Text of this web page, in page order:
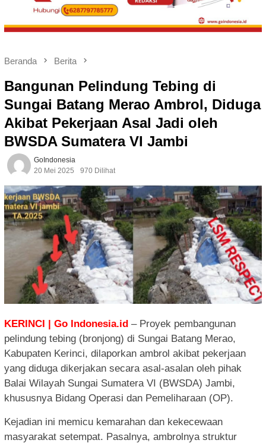
Beranda Berita
Bangunan Pelindung Tebing di
Sungai Batang Merao Ambrol, Diduga
Akibat Pekerjaan Asal Jadi oleh
BWSDA Sumatera VI Jambi
GoIndonesia
20 Mei 2025
970 Dilihat
KERINCI | Go Indonesia.id – Proyek pembangunan
pelindung tebing (bronjong) di Sungai Batang Merao,
Kabupaten Kerinci, dilaporkan ambrol akibat pekerjaan
yang diduga dikerjakan secara asal-asalan oleh pihak
Balai Wilayah Sungai Sumatera VI (BWSDA) Jambi,
khususnya Bidang Operasi dan Pemeliharaan (OP).
Kejadian ini memicu kemarahan dan kekecewaan
masyarakat setempat. Pasalnya, ambrolnya struktur